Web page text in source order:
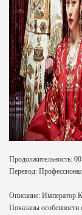
Продолжительность:
Перевод:
Описание: Император
Показаны особенности